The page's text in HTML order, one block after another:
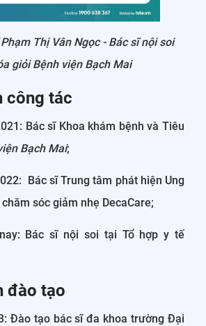
Thị Vân Ngọc - Bác sĩ nội soi
giỏi Bệnh viện Bạch Mai
công tác
Bác sĩ Khoa khám bệnh và Tiêu
Bạch Mai;
Bác sĩ Trung tâm phát hiện Ung
sóc giảm nhẹ DecaCare;
Bác sĩ nội soi tại Tổ hợp y tế
đào tạo
Đào tạo bác sĩ đa khoa trường Đại